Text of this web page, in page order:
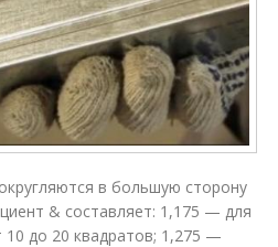
в большую сторону
& составляет: 1,175 — для
до 20 квадратов; 1,275 —